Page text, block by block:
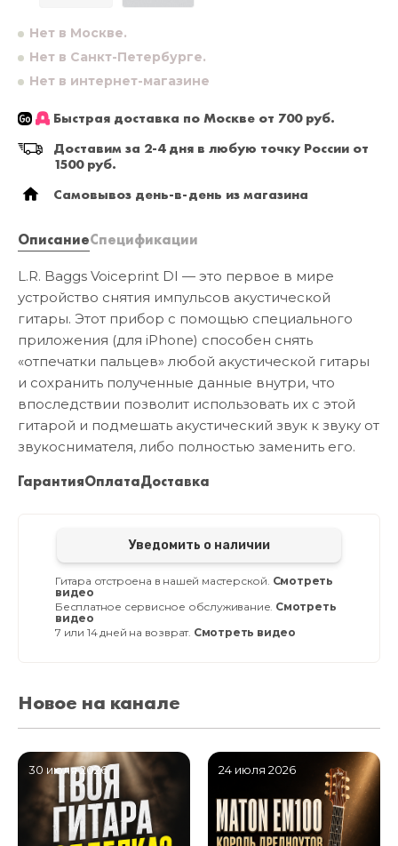
Нет в Москве.
Нет в Санкт-Петербурге.
Нет в интернет-магазине
Быстрая доставка по Москве от 700 руб.
Доставим за 2-4 дня в любую точку России от
1500 руб.
Самовывоз день-в-день из магазина
ОписаниеСпецификации
L.R. Baggs Voiceprint DI — это первое в мире
устройство снятия импульсов акустической
гитары. Этот прибор с помощью специального
приложения (для iPhone) способен снять
«отпечатки пальцев» любой акустической гитары
и сохранить полученные данные внутри, что
впоследствии позволит использовать их с этой
гитарой и подмешать акустический звук к звуку от
звукоснимателя, либо полностью заменить его.
ГарантияОплатаДоставка
Уведомить о наличии
Гитара отстроена в нашей мастерской. Смотреть
видео
Бесплатное сервисное обслуживание. Смотреть
видео
7 или 14 дней на возврат. Смотреть видео
Новое на канале
30 июля 2026 24 июля 2026